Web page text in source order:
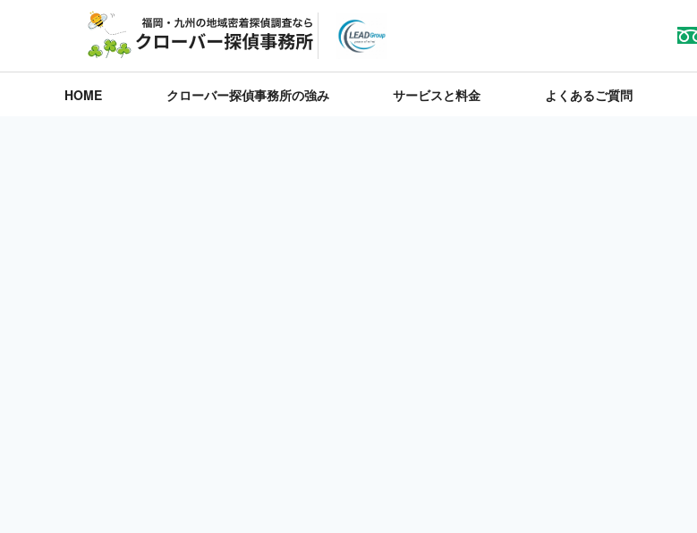
HOME クローバー探偵事務所の強み サービスと料金 よくあるご質問